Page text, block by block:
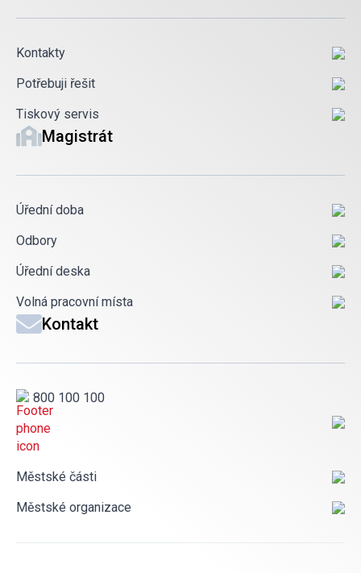
Kontakty
Potřebuji řešit
Tiskový servis
Magistrát
Úřední doba
Odbory
Úřední deska
Volná pracovní místa
Kontakt
800 100 100
Městské části
Městské organizace